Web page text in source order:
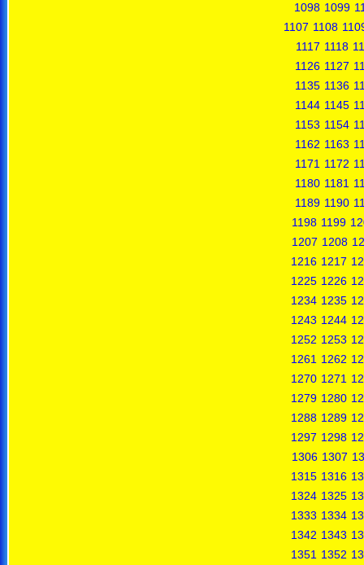
1098 1099
1107 1108
1117 1118
1126 1127
1135 1136
1144 1145
1153 1154
1162 1163
1171 1172
1180 1181
1189 1190
1198 1199
1207 1208
1216 1217
1225 1226
1234 1235
1243 1244
1252 1253
1261 1262
1270 1271
1279 1280
1288 1289
1297 1298
1306 1307
1315 1316
1324 1325
1333 1334
1342 1343
1351 1352